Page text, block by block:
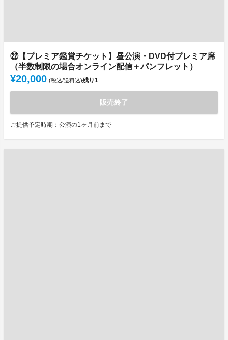
㉒【プレミア鑑賞チケット】昼公演・DVD付プレミア席
（半数制限の場合オンライン配信＋パンフレット）
¥20,000 (税込/送料込)残り1
販売終了
ご提供予定時期：公演の1ヶ月前まで